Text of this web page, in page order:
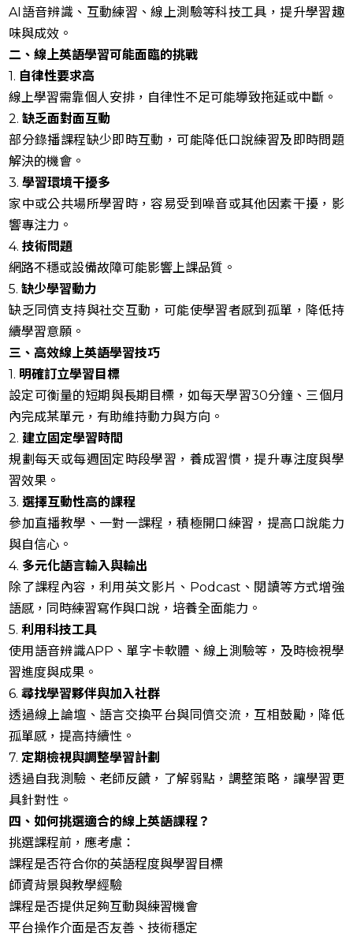
AI語音辨識、互動練習、線上測驗等科技工具，提升學習趣
味與成效。
二、線上英語學習可能面臨的挑戰
1. 自律性要求高
線上學習需靠個人安排，自律性不足可能導致拖延或中斷。
2.缺乏面對面互動
部分錄播課程缺少即時互動，可能降低口說練習及即時問題
解決的機會。
3.學習環境干擾多
家中或公共場所學習時，容易受到噪音或其他因素干擾，影
響專注力。
4.技術問題
網路不穩或設備故障可能影響上課品質。
5.缺少學習動力
缺乏同儕支持與社交互動，可能使學習者感到孤單，降低持
續學習意願。
三、高效線上英語學習技巧
1. 明確訂立學習目標
設定可衡量的短期與長期目標，如每天學習30分鐘、三個月
內完成某單元，有助維持動力與方向。
2.建立固定學習時間
規劃每天或每週固定時段學習，養成習慣，提升專注度與學
習效果。
3. 選擇互動性高的課程
參加直播教學、一對一課程，積極開口練習，提高口說能力
與自信心。
4. 多元化語言輸入與輸出
除了課程內容，利用英文影片、Podcast、閱讀等方式增強
語感，同時練習寫作與口說，培養全面能力。
5.利用科技工具
使用語音辨識APP、單字卡軟體、線上測驗等，及時檢視學
習進度與成果。
6.尋找學習夥伴與加入社群
透過線上論壇、語言交換平台與同儕交流，互相鼓勵，降低
孤單感，提高持續性。
7.定期檢視與調整學習計劃
透過自我測驗、老師反饋，了解弱點，調整策略，讓學習更
具針對性。
四、如何挑選適合的線上英語課程？
挑選課程前，應考慮：
課程是否符合你的英語程度與學習目標
師資背景與教學經驗
課程是否提供足夠互動與練習機會
平台操作介面是否友善、技術穩定